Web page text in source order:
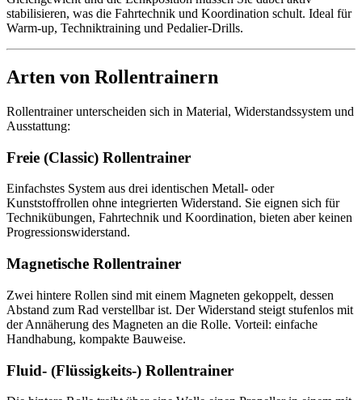
stabilisieren, was die Fahrtechnik und Koordination schult. Ideal für
Warm‑up, Techniktraining und Pedalier-Drills.
Arten von Rollentrainern
Rollentrainer unterscheiden sich in Material, Widerstandssystem und
Ausstattung:
Freie (Classic) Rollentrainer
Einfachstes System aus drei identischen Metall- oder
Kunststoffrollen ohne integrierten Widerstand. Sie eignen sich für
Technikübungen, Fahrtechnik und Koordination, bieten aber keinen
Progressionswiderstand.
Magnetische Rollentrainer
Zwei hintere Rollen sind mit einem Magneten gekoppelt, dessen
Abstand zum Rad verstellbar ist. Der Widerstand steigt stufenlos mit
der Annäherung des Magneten an die Rolle. Vorteil: einfache
Handhabung, kompakte Bauweise.
Fluid- (Flüssigkeits-) Rollentrainer